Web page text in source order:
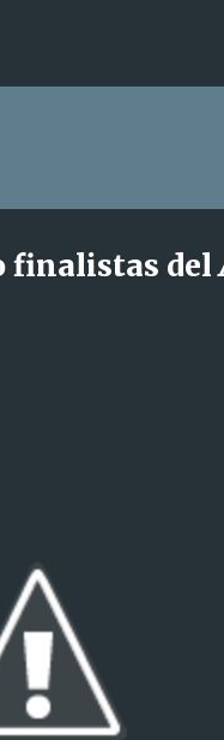
finalistas del